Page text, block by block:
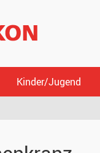
Kinder/Jugend